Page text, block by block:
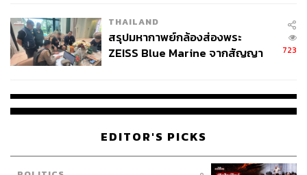
THAILAND
สรุปมหากาพย์กล้องส่องพระ
ZEISS Blue Marine จากสัญญา
จ่ายหนี้-แอบระบุแบรนด์
723
EDITOR'S PICKS